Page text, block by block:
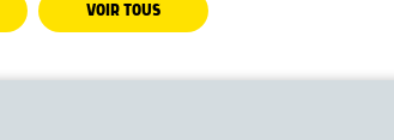
VOIR TOUS